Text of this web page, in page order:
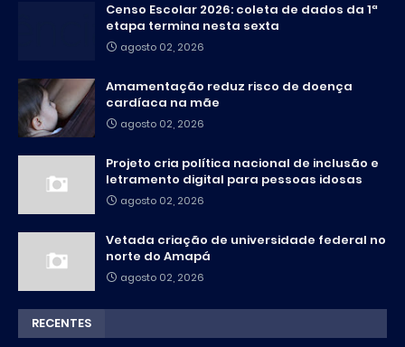
Censo Escolar 2026: coleta de dados da 1ª
etapa termina nesta sexta
agosto 02, 2026
Amamentação reduz risco de doença
cardíaca na mãe
agosto 02, 2026
Projeto cria política nacional de inclusão e
letramento digital para pessoas idosas
agosto 02, 2026
Vetada criação de universidade federal no
norte do Amapá
agosto 02, 2026
RECENTES